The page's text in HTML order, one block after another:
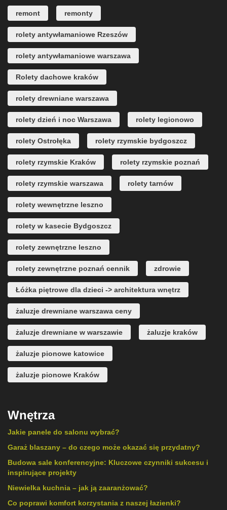
remont remonty
rolety antywłamaniowe Rzeszów
rolety antywłamaniowe warszawa
Rolety dachowe kraków
rolety drewniane warszawa
rolety dzień i noc Warszawa rolety legionowo
rolety Ostrołęka rolety rzymskie bydgoszcz
rolety rzymskie Kraków rolety rzymskie poznań
rolety rzymskie warszawa rolety tarnów
rolety wewnętrzne leszno
rolety w kasecie Bydgoszcz
rolety zewnętrzne leszno
rolety zewnętrzne poznań cennik zdrowie
Łóżka piętrowe dla dzieci -> architektura wnętrz
żaluzje drewniane warszawa ceny
żaluzje drewniane w warszawie żaluzje kraków
żaluzje pionowe katowice
żaluzje pionowe Kraków
Wnętrza
Jakie panele do salonu wybrać?
Garaż blaszany – do czego może okazać się przydatny?
Budowa sale konferencyjne: Kluczowe czynniki sukcesu i
inspirujące projekty
Niewielka kuchnia – jak ją zaaranżować?
Co poprawi komfort korzystania z naszej łazienki?